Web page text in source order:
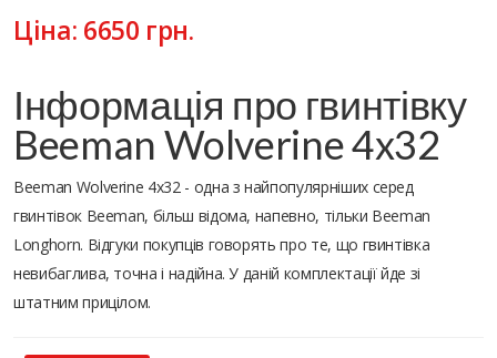
Ціна: 6650 грн.
Інформація про гвинтівку
Beeman Wolverine 4x32
Beeman Wolverine 4x32 - одна з найпопулярніших серед
гвинтівок Beeman, більш відома, напевно, тільки Beeman
Longhorn. Відгуки покупців говорять про те, що гвинтівка
невибаглива, точна і надійна. У даній комплектації йде зі
штатним прицілом.